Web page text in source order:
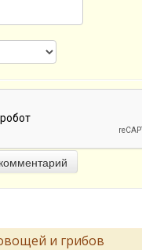
и грибов